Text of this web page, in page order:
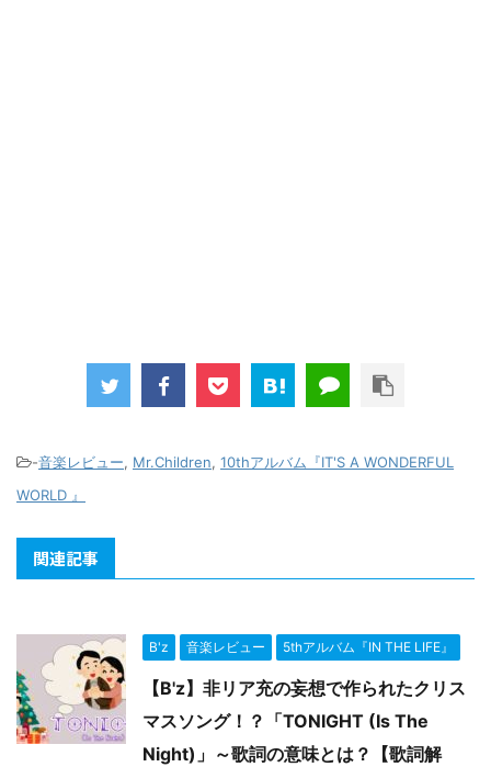
-音楽レビュー, Mr.Children, 10thアルバム『IT'S A WONDERFUL
WORLD 』
関連記事
B'z 音楽レビュー 5thアルバム『IN THE LIFE』
【B'z】非リア充の妄想で作られたクリス
マスソング！？「TONIGHT (Is The
Night)」～歌詞の意味とは？【歌詞解